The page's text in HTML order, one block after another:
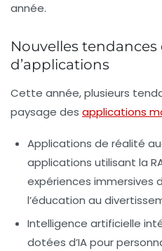
année.
Nouvelles
d’applications
Cette année, plusieurs
paysage des applications
Applications de réalité
applications utilisant la
expériences immersives
l’éducation au
Intelligence artificielle
dotées d’IA pour